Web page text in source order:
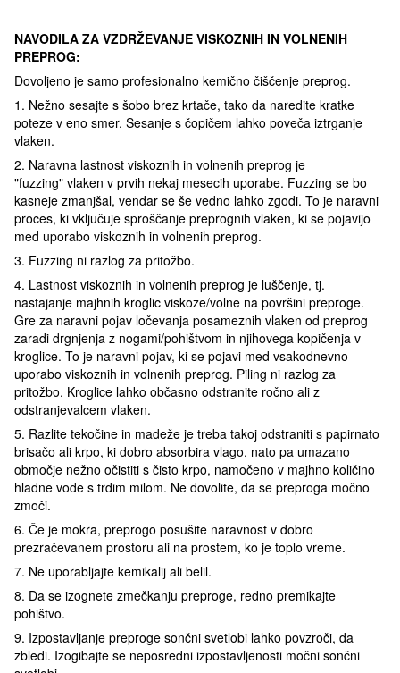
NAVODILA ZA VZDRŽEVANJE VISKOZNIH IN VOLNENIH
PREPROG:
Dovoljeno je samo profesionalno kemično čiščenje preprog.
1. Nežno sesajte s šobo brez krtače, tako da naredite kratke
poteze v eno smer. Sesanje s čopičem lahko poveča iztrganje
vlaken.
2. Naravna lastnost viskoznih in volnenih preprog je
"fuzzing" vlaken v prvih nekaj mesecih uporabe. Fuzzing se bo
kasneje zmanjšal, vendar se še vedno lahko zgodi. To je naravni
proces, ki vključuje sproščanje preprognih vlaken, ki se pojavijo
med uporabo viskoznih in volnenih preprog.
3. Fuzzing ni razlog za pritožbo.
4. Lastnost viskoznih in volnenih preprog je luščenje, tj.
nastajanje majhnih kroglic viskoze/volne na površini preproge.
Gre za naravni pojav ločevanja posameznih vlaken od preprog
zaradi drgnjenja z nogami/pohištvom in njihovega kopičenja v
kroglice. To je naravni pojav, ki se pojavi med vsakodnevno
uporabo viskoznih in volnenih preprog. Piling ni razlog za
pritožbo. Kroglice lahko občasno odstranite ročno ali z
odstranjevalcem vlaken.
5. Razlite tekočine in madeže je treba takoj odstraniti s papirnato
brisačo ali krpo, ki dobro absorbira vlago, nato pa umazano
območje nežno očistiti s čisto krpo, namočeno v majhno količino
hladne vode s trdim milom. Ne dovolite, da se preproga močno
zmoči.
6. Če je mokra, preprogo posušite naravnost v dobro
prezračevanem prostoru ali na prostem, ko je toplo vreme.
7. Ne uporabljajte kemikalij ali belil.
8. Da se izognete zmečkanju preproge, redno premikajte
pohištvo.
9. Izpostavljanje preproge sončni svetlobi lahko povzroči, da
zbledi. Izogibajte se neposredni izpostavljenosti močni sončni